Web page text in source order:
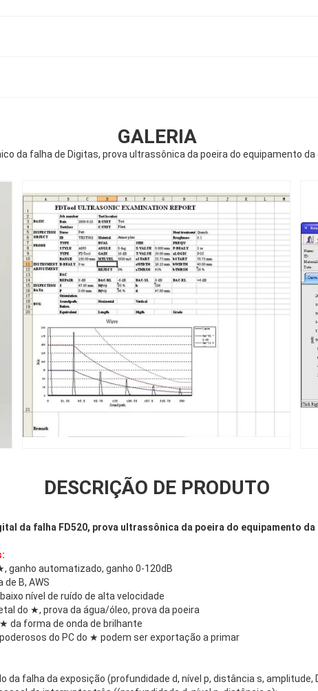
GALERIA
da falha de Digitas, prova ultrassônica da poeira do equipamento
DESCRIÇÃO DE PRODUTO
da falha FD520, prova ultrassônica da poeira do equipamento
ganho automatizado, ganho 0-120dB
de B, AWS
nível de ruído de alta velocidade
do ★, prova da água/óleo, prova da poeira
da forma de onda de brilhante
do PC do ★ podem ser exportação a primar
da falha da exposição (profundidade d, nível p, distância s, amplitude,